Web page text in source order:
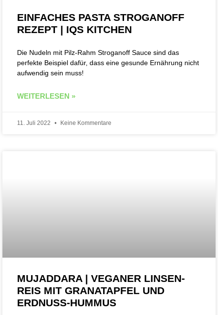
EINFACHES PASTA STROGANOFF
REZEPT | IQS KITCHEN
Die Nudeln mit Pilz-Rahm Stroganoff Sauce sind das
perfekte Beispiel dafür, dass eine gesunde Ernährung nicht
aufwendig sein muss!
WEITERLESEN »
11. Juli 2022 Keine Kommentare
MUJADDARA | VEGANER LINSEN-
REIS MIT GRANATAPFEL UND
ERDNUSS-HUMMUS